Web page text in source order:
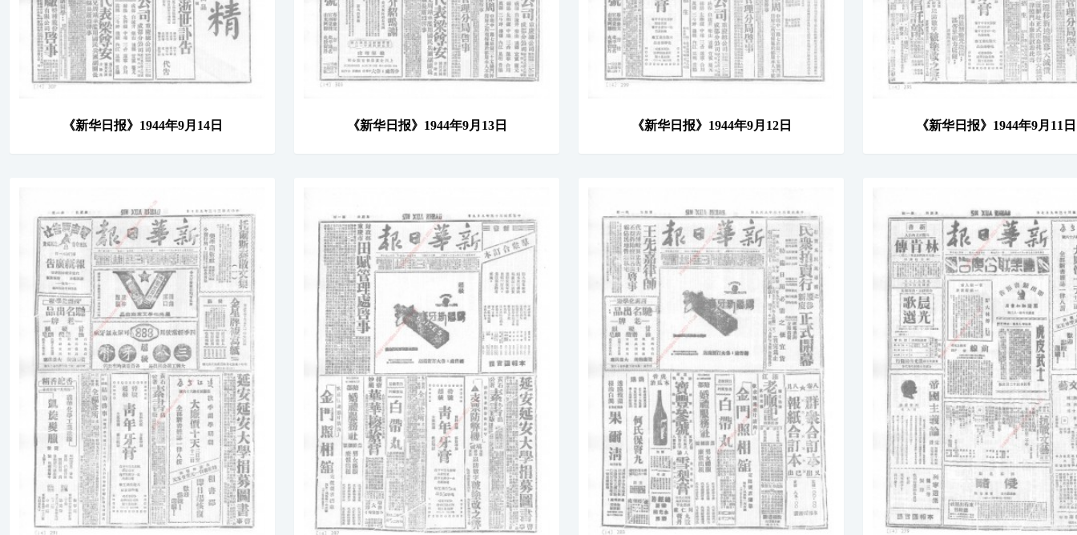
《新华日报》1944年9月14日 《新华日报》1944年9月13日 《新华日报》1944年9月12日 《新华日报》1944年9月11日